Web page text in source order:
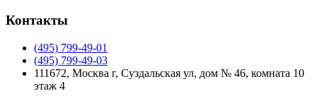
Контакты
(495) 799-49-01
(495) 799-49-03
111672, Москва г, Суздальская ул, дом № 46, комната 10
этаж 4